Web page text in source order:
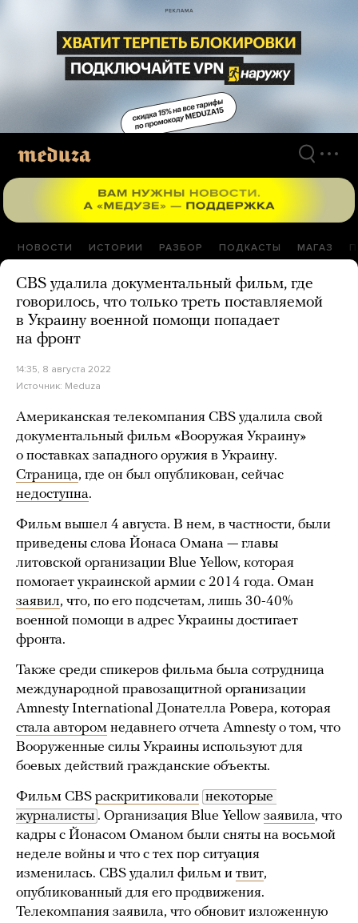
материалам
НОВОСТИ ИСТОРИИ РАЗБОР ПОДКАСТЫ МАГАЗ
CBS удалила документальный фильм, где
говорилось, что только треть поставляемой
в Украину военной помощи попадает
на фронт
14:35, 8 августа 2022
Источник: Meduza
Американская телекомпания CBS удалила свой
документальный фильм «Вооружая Украину»
о поставках западного оружия в Украину.
Страница, где он был опубликован, сейчас
недоступна.
Фильм вышел 4 августа. В нем, в частности, были
приведены слова Йонаса Омана — главы
литовской организации Blue Yellow, которая
помогает украинской армии с 2014 года. Оман
заявил, что, по его подсчетам, лишь 30-40%
военной помощи в адрес Украины достигает
фронта.
Также среди спикеров фильма была сотрудница
международной правозащитной организации
Amnesty International Донателла Ровера, которая
стала автором недавнего отчета Amnesty о том, что
Вооруженные силы Украины используют для
боевых действий гражданские объекты.
Фильм CBS раскритиковали некоторые
журналисты . Организация Blue Yellow заявила, что
кадры с Йонасом Оманом были сняты на восьмой
неделе войны и что с тех пор ситуация
изменилась. CBS удалил фильм и твит,
опубликованный для его продвижения.
Телекомпания заявила, что обновит изложенную